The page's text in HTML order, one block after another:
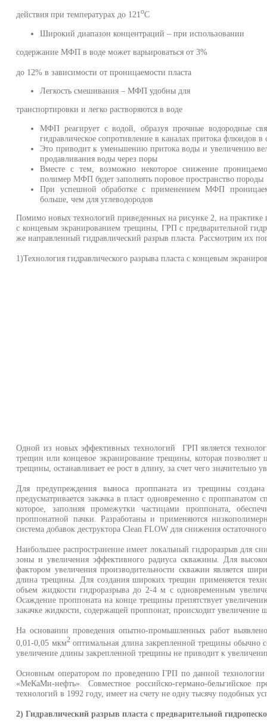
действия при температурах до 121оС
Широкий диапазон концентраций – при использовании
содержание МФП в воде может варьироваться от 3%
до 12% в зависимости от проницаемости пласта
Легкость смешивания – МФП удобны для
транспортировки и легко растворяются в воде
МФП реагирует с водой, образуя прочные водородные
гидравлическое сопротивление в каналах притока флюидов в
Это приводит к уменьшению притока воды и увеличению
продавливания воды через поры
Вместе с тем, возможно некоторое снижение
полимер МФП будет заполнять поровое пространство породы
При успешной обработке с применением МФП
больше, чем для углеводородов
Помимо новых технологий приведенных на рисунке 2, на
с концевым экранированием трещины, ГРП с предварительной
же направленный гидравлический разрыв пласта. Рассмотрим их
1)Технология гидравлического разрыва пласта с концевым
Одной из новых эффективных технологий ГРП является
трещин или концевое экранирование трещины, которая позволяет
трещины, останавливает ее рост в длину, за счет чего значительно
Для предупреждения выноса проппаната из трещины
предусматривается закачка в пласт одновременно с проппанатом
которое, заполняя промежутки частицами проппоната,
проппонатной пачки. Разработаны и при­меняются
система добавок деструктора Clean FLOW для снижения
Наибольшее распространение имеет локальный гидроразрыв для
зоны и увеличения эффектив­ного радиуса скважины. Для
фактором увеличения производительности скважин является
длина трещины. Для созда­ния широких трещин применяется
объем жидкости гидроразрыва до 2-4 м с одновременным
Осаждение проппоната на конце трещины препятствует
закачке жидкости, содержащей проппонат, происходит
На основании проведения опытно-промышленных работ
0,01-0,05 мкм2оптимальная длина закрепленной трещины обычно
увеличение длины закрепленной трещины не приводит к
Основным оператором по проведению ГРП по данной
«МеКаМи-нефть». Совме­стное российско-германо-бельгийское
технологий в 1992 году, имеет на счету не одну тысячу подоб­ных
2) Гидравлический разрыв пласта с предварительной